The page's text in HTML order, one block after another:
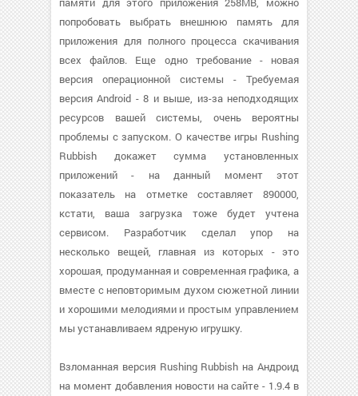
попробовать выбрать внешнюю память для
приложения для полного процесса скачивания
всех файлов. Еще одно требование - новая
версия операционной системы - Требуемая
версия Android - 8 и выше, из-за неподходящих
ресурсов вашей системы, очень вероятны
проблемы с запуском. О качестве игры Rushing
Rubbish докажет сумма установленных
приложений - на данный момент этот
показатель на отметке составляет 890000,
кстати, ваша загрузка тоже будет учтена
сервисом. Разработчик сделал упор на
несколько вещей, главная из которых - это
хорошая, продуманная и современная графика, а
вместе с неповторимым духом сюжетной линии
и хорошими мелодиями и простым управлением
мы устанавливаем ядреную игрушку.
Взломанная версия Rushing Rubbish на Андроид
на момент добавления новости на сайте - 1.9.4 в